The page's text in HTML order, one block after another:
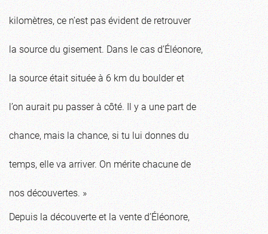
kilomètres, ce n’est pas évident de retrouver
la source du gisement. Dans le cas d’Éléonore,
la source était située à 6 km du boulder et
l’on aurait pu passer à côté. Il y a une part de
chance, mais la chance, si tu lui donnes du
temps, elle va arriver. On mérite chacune de
nos découvertes. »
Depuis la découverte et la vente d’Éléonore,